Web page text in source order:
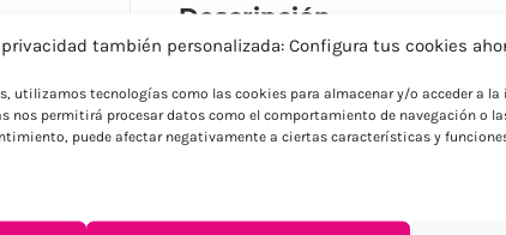
privacidad también personalizada: Configura tus cookies
utilizamos tecnologías como las cookies para almacenar y/o acceder a
nos permitirá procesar datos como el comportamiento de navegación o
puede afectar negativamente a ciertas características y
Descripción
Llavero fabricado de divertido diseño
troquelado especialmente diseñado
capacidad para doming y colores
colorida. Ideal para empresas que